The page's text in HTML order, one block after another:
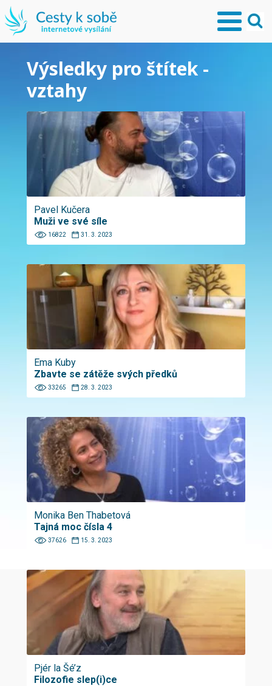
Výsledky pro štítek -
vztahy
Pavel Kučera
Muži ve své síle
16822 31. 3. 2023
Ema Kuby
Zbavte se zátěže svých předků
33265 28. 3. 2023
Monika Ben Thabetová
Tajná moc čísla 4
37626 15. 3. 2023
Pjér la Šé’z
Filozofie slep(i)ce